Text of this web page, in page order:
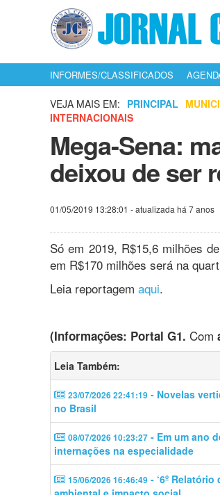
INFORMES/CLASSIFICADOS
VEJA MAIS EM: PRINCIPAL
INTERNACIONAIS
Mega-Sena:
deixou de ser
01/05/2019 13:28:01 - atualizada há 7 anos
Só em 2019, R$15,6 milhões
em R$170 milhões será na
Leia reportagem aqui.
(Informações: Portal G1. Com
Leia Também:
23/07/2026 22:41:19 - Novelas
no Brasil
08/07/2026 10:23:27 - Em um ano
internações na especialidade
15/06/2026 16:46:49 - ‘6º